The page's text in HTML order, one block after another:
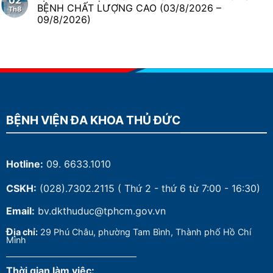
Th8
BỆNH CHẤT LƯỢNG CAO (03/8/2026 –
09/8/2026)
BỆNH VIỆN ĐA KHOA THỦ ĐỨC
Hotline: 09. 6633.1010
CSKH: (028).7302.2115 ( Thứ 2 - thứ 6 từ 7:00 - 16:30)
Email: bv.dkthuduc@tphcm.gov.vn
Địa chỉ: 29 Phú Châu, phường Tam Bình, Thành phố Hồ Chí
Minh
Thời gian làm việc: